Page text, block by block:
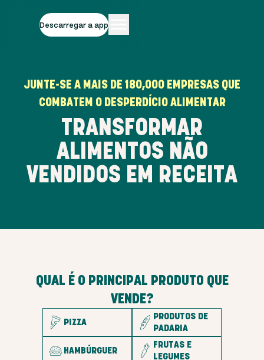
Descarregar a app
JUNTE-SE A MAIS DE 180,000 EMPRESAS QUE
COMBATEM O DESPERDÍCIO ALIMENTAR
TRANSFORMAR
ALIMENTOS NÃO
VENDIDOS EM RECEITA
QUAL É O PRINCIPAL PRODUTO QUE
VENDE?
PIZZA
PRODUTOS DE
PADARIA
HAMBÚRGUER
FRUTAS E
LEGUMES